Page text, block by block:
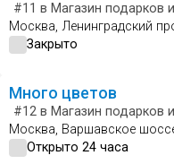
#11 в Магазин подарков
Москва, Ленинградский
Закрыто
Много цветов
#12 в Магазин подарков
Москва, Варшавское
Открыто 24 часа